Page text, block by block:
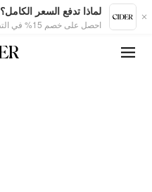
لماذا تدفع السعر الكامل؟
احصل على خصم 15% في التطبيق